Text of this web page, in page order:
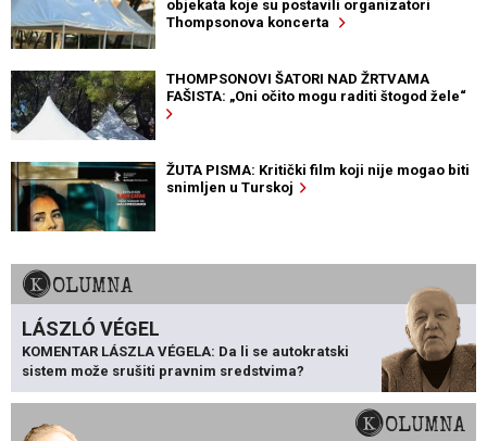
objekata koje su postavili organizatori
Thompsonova koncerta
THOMPSONOVI ŠATORI NAD ŽRTVAMA
FAŠISTA: „Oni očito mogu raditi štogod žele“
ŽUTA PISMA: Kritički film koji nije mogao biti
snimljen u Turskoj
KOLUMNA
LÁSZLÓ VÉGEL
KOMENTAR LÁSZLA VÉGELA: Da li se autokratski
sistem može srušiti pravnim sredstvima?
KOLUMNA